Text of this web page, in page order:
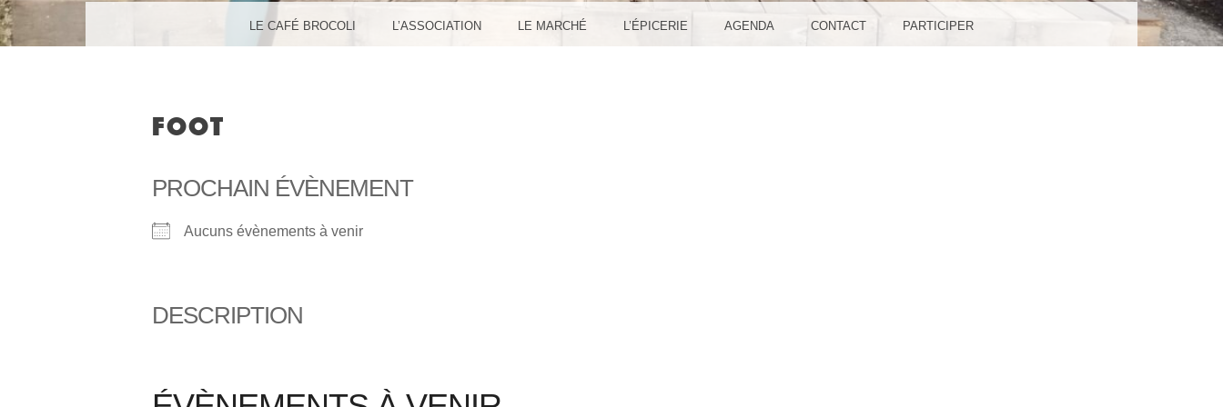
LE CAFÉ BROCOLI L’ASSOCIATION LE MARCHÉ L’ÉPICERIE AGENDA CONTACT PARTICIPER
FOOT
PROCHAIN ÉVÈNEMENT
Aucuns évènements à venir
DESCRIPTION